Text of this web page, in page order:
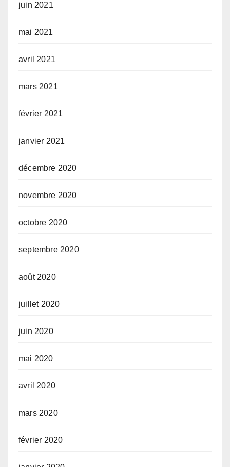
juin 2021
mai 2021
avril 2021
mars 2021
février 2021
janvier 2021
décembre 2020
novembre 2020
octobre 2020
septembre 2020
août 2020
juillet 2020
juin 2020
mai 2020
avril 2020
mars 2020
février 2020